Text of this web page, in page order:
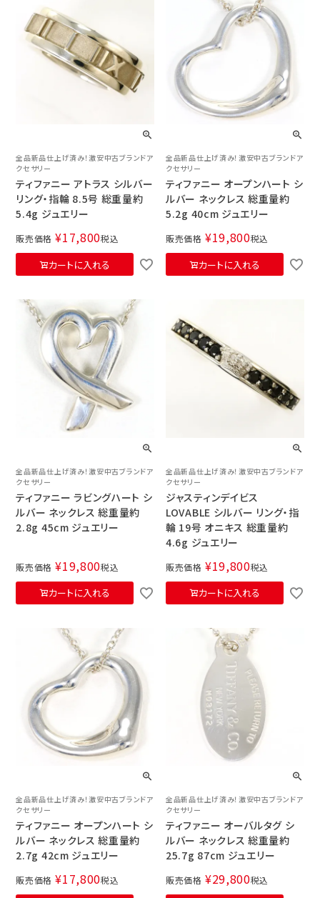
全品新品仕上げ済み！激安中古ブランドア
クセサリー
ティファニー アトラス シルバー
リング・指輪 8.5号 総重量約
5.4g ジュエリー
販売価格 ¥17,800税込
カートに入れる
全品新品仕上げ済み！激安中古ブランドア
クセサリー
ティファニー オープンハート シ
ルバー ネックレス 総重量約
5.2g 40cm ジュエリー
販売価格 ¥19,800税込
カートに入れる
全品新品仕上げ済み！激安中古ブランドア
クセサリー
ティファニー ラビングハート シ
ルバー ネックレス 総重量約
2.8g 45cm ジュエリー
販売価格 ¥19,800税込
カートに入れる
全品新品仕上げ済み！激安中古ブランドア
クセサリー
ジャスティンデイビス
LOVABLE シルバー リング・指
輪 19号 オニキス 総重量約
4.6g ジュエリー
販売価格 ¥19,800税込
カートに入れる
全品新品仕上げ済み！激安中古ブランドア
クセサリー
ティファニー オープンハート シ
ルバー ネックレス 総重量約
2.7g 42cm ジュエリー
販売価格 ¥17,800税込
全品新品仕上げ済み！激安中古ブランドア
クセサリー
ティファニー オーバルタグ シ
ルバー ネックレス 総重量約
25.7g 87cm ジュエリー
販売価格 ¥29,800税込